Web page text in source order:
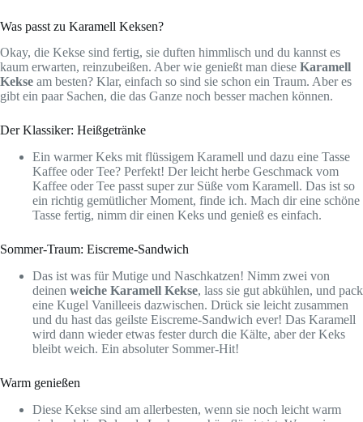
Was passt zu Karamell Keksen?
Okay, die Kekse sind fertig, sie duften himmlisch und du kannst es
kaum erwarten, reinzubeißen. Aber wie genießt man diese Karamell
Kekse am besten? Klar, einfach so sind sie schon ein Traum. Aber es
gibt ein paar Sachen, die das Ganze noch besser machen können.
Der Klassiker: Heißgetränke
Ein warmer Keks mit flüssigem Karamell und dazu eine Tasse
Kaffee oder Tee? Perfekt! Der leicht herbe Geschmack vom
Kaffee oder Tee passt super zur Süße vom Karamell. Das ist so
ein richtig gemütlicher Moment, finde ich. Mach dir eine schöne
Tasse fertig, nimm dir einen Keks und genieß es einfach.
Sommer-Traum: Eiscreme-Sandwich
Das ist was für Mutige und Naschkatzen! Nimm zwei von
deinen weiche Karamell Kekse, lass sie gut abkühlen, und pack
eine Kugel Vanilleeis dazwischen. Drück sie leicht zusammen
und du hast das geilste Eiscreme-Sandwich ever! Das Karamell
wird dann wieder etwas fester durch die Kälte, aber der Keks
bleibt weich. Ein absoluter Sommer-Hit!
Warm genießen
Diese Kekse sind am allerbesten, wenn sie noch leicht warm